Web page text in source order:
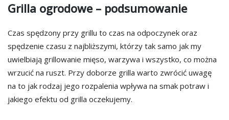
Grilla ogrodowe – podsumowanie
Czas spędzony przy grillu to czas na odpoczynek oraz
spędzenie czasu z najbliższymi, którzy tak samo jak my
uwielbiają grillowanie mięso, warzywa i wszystko, co można
wrzucić na ruszt. Przy doborze grilla warto zwrócić uwagę
na to jak rodzaj jego rozpalenia wpływa na smak potraw i
jakiego efektu od grilla oczekujemy.